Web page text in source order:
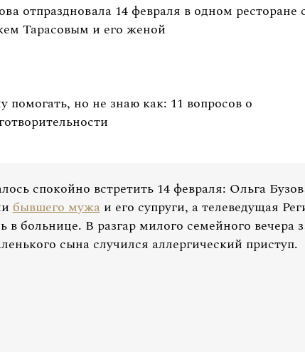
отпраздновала 14 февраля в одном
Тарасовым и его женой
помогать, но не знаю как: 11 вопросов о
спокойно встретить 14 февраля: Ольга
бывшего мужаи его супруги, а телеведущая
в больнице. В разгар милого семейного вечера
сына случился аллергический приступ.